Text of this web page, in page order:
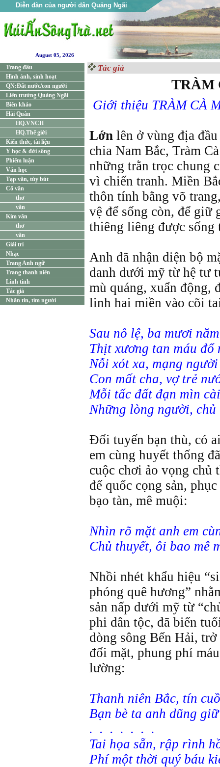
Diễn đàn của người dân Quảng Ngãi
August 05, 2026
Trang đầu
Hình ảnh, sinh hoạt
QN:Đất nước/con người
Liên trường Quảng Ngãi
Biên khảo
Hải Quân
HQ.VNCH
HQ.Thế giới
Kiến thức, tài liệu
Y học & đời sống
Phiếm luận
Văn học
Tạp văn, tùy bút
Cổ văn
thơ
văn
Kim văn
thơ
văn
Giải trí
Nhạc
Trang Anh ngữ
Trang thanh niên
Linh tinh
Tác giả
Nhắn tin, tìm người
Tác giả
TRÀM
Giới thiệu TRÀM CÀ
Lớn lên ở vùng địa
chia Nam Bắc, Tràm
những trằn trọc chung
vì chiến tranh. Miền
thôn tính bằng võ
vệ để sống còn, để giữ
thiêng liêng được sống
Anh đã nhận diện bộ
danh dưới mỹ từ hệ tư
mù quáng, xuẩn động,
linh hai miền vào cõi
Sau nô lệ, ba mươi
Thịt xương tan máu đổ
Nỗi xót xa, mạng
Con mất cha, vợ trẻ
Mỗi tấc đất đạn mìn
Những lòng người, chủ
Đối tuyến bạn thù, có
em cùng huyết thống
cuộc chơi ảo vọng chủ
đế quốc cọng sản,
bạo tàn, mê muội:
Nhìn rõ mặt anh em
Chủ thuyết, ôi bao mê
Nhồi nhét khẩu hiệu
phóng quê hương”
sản nấp dưới mỹ từ
phi dân tộc, đã biến
dòng sông Bến Hải,
đối mặt, phung phí
lường:
Thanh niên Bắc, tín
Bạn bè ta anh dũng
. . . . . . .
Tai họa sẵn, rập rình
Phí một thời quý báu